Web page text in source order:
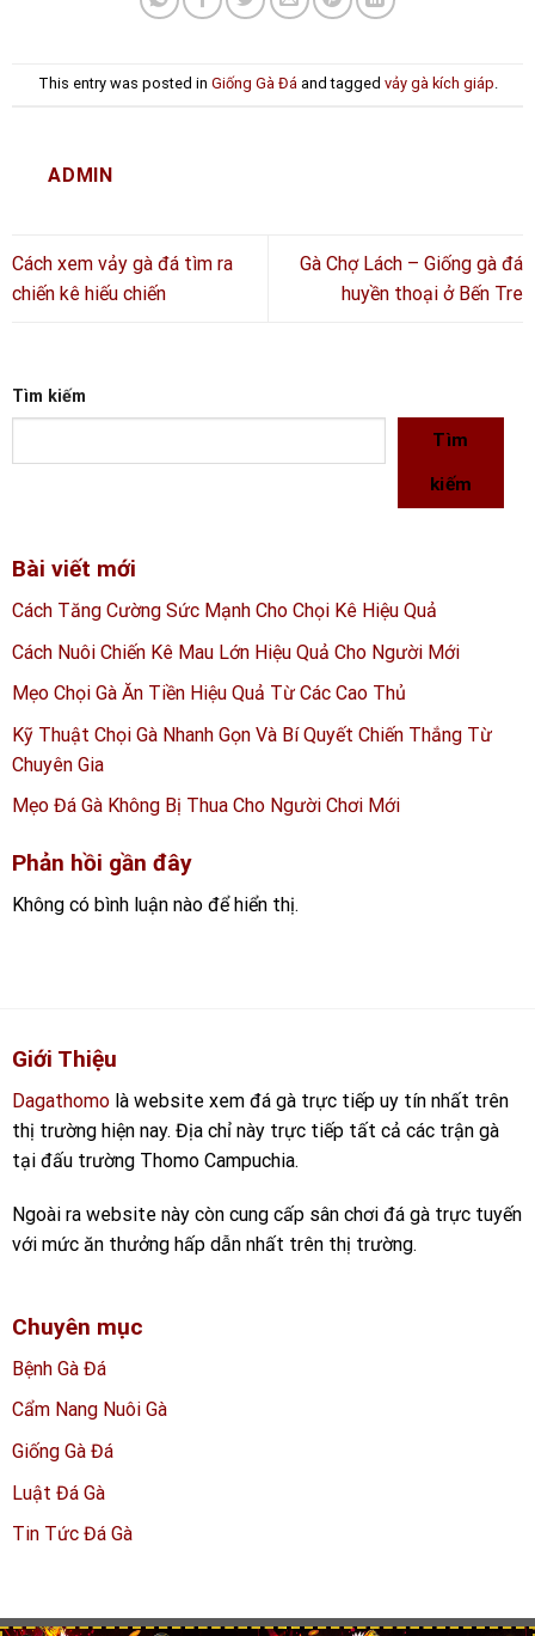
This entry was posted in Giống Gà Đáand tagged vảy gà kích giáp.
ADMIN
Cách xem vảy gà đá tìm ra
chiến kê hiếu chiến
Gà Chợ Lách – Giống gà đá
huyền thoại ở Bến Tre
Tìm kiếm
Tìm
kiếm
Bài viết mới
Cách Tăng Cường Sức Mạnh Cho Chọi Kê Hiệu Quả
Cách Nuôi Chiến Kê Mau Lớn Hiệu Quả Cho Người Mới
Mẹo Chọi Gà Ăn Tiền Hiệu Quả Từ Các Cao Thủ
Kỹ Thuật Chọi Gà Nhanh Gọn Và Bí Quyết Chiến Thắng Từ
Chuyên Gia
Mẹo Đá Gà Không Bị Thua Cho Người Chơi Mới
Phản hồi gần đây
Không có bình luận nào để hiển thị.
Giới Thiệu
Dagathomo là website xem đá gà trực tiếp uy tín nhất trên
thị trường hiện nay. Địa chỉ này trực tiếp tất cả các trận gà
tại đấu trường Thomo Campuchia.
Ngoài ra website này còn cung cấp sân chơi đá gà trực tuyến
với mức ăn thưởng hấp dẫn nhất trên thị trường.
Chuyên mục
Bệnh Gà Đá
Cẩm Nang Nuôi Gà
Giống Gà Đá
Luật Đá Gà
Tin Tức Đá Gà